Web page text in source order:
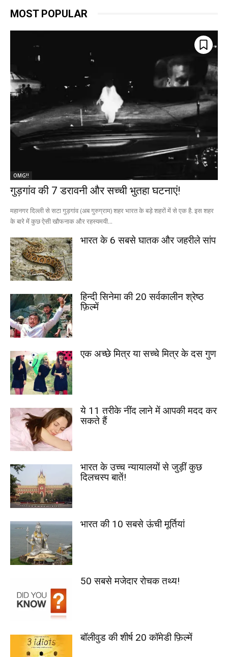
MOST POPULAR
OMG!!
गुड़गांव की 7 डरावनी और सच्ची भुतहा घटनाएं!
महानगर दिल्ली से सटा गुड़गांव (अब गुरुग्राम) शहर भारत के बड़े शहरों में से एक है. इस शहर
के बारे में कुछ ऐसी खौफनाक और रहस्यमयी...
भारत के 6 सबसे घातक और जहरीले सांप
हिन्दी सिनेमा की 20 सर्वकालीन श्रेष्ठ
फ़िल्में
एक अच्छे मित्र या सच्चे मित्र के दस गुण
ये 11 तरीके नींद लाने में आपकी मदद कर
सकते हैं
भारत के उच्च न्यायालयों से जुड़ीं कुछ
दिलचस्प बातें!
भारत की 10 सबसे ऊंची मूर्तियां
50 सबसे मजेदार रोचक तथ्य!
बॉलीवुड की शीर्ष 20 कॉमेडी फ़िल्में